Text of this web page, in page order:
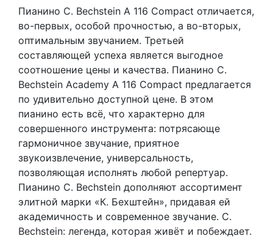
Пианино C. Bechstein A 116 Compact отличается,
во-первых, особой прочностью, а во-вторых,
оптимальным звучанием. Третьей
составляющей успеха является выгодное
соотношение цены и качества. Пианино C.
Bechstein Academy A 116 Compact предлагается
по удивительно доступной цене. В этом
пианино есть всё, что характерно для
совершенного инструмента: потрясающе
гармоничное звучание, приятное
звукоизвлечение, универсальность,
позволяющая исполнять любой репертуар.
Пианино C. Bechstein дополняют ассортимент
элитной марки «К. Бехштейн», придавая ей
академичность и современное звучание. C.
Bechstein: легенда, которая живёт и побеждает.